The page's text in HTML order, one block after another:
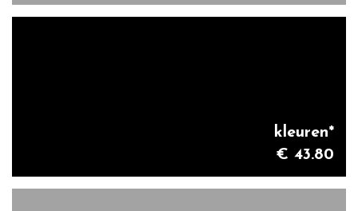
kleuren*
€ 43.80